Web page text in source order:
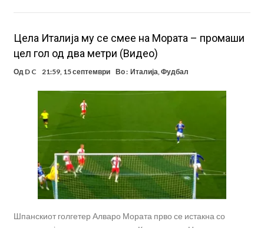
Цела Италија му се смее на Мората – промаши
цел гол од два метри (Видео)
Од D C 21:59, 15 септември Во : Италија,Фудбал
Шпанскиот голгетер Алваро Мората прво се истакна со